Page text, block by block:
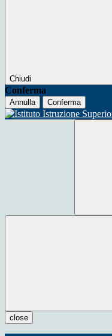
Chiudi
Conferma
Annulla Conferma
close